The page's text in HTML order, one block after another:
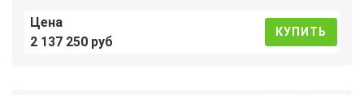
Цена
2 137 250 руб
КУПИТЬ